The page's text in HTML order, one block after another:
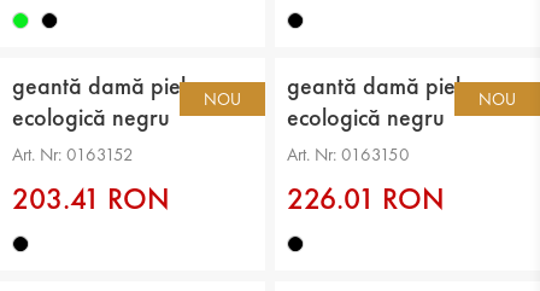
NOU
geantă damă piele
ecologică negru
Art. Nr: 0163152
203.41 RON
NOU
geantă damă piele
ecologică negru
Art. Nr: 0163150
226.01 RON